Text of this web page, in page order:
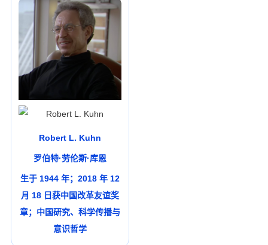
Robert L. Kuhn
罗伯特·劳伦斯·库恩
生于 1944 年；2018 年 12
月 18 日获中国改革友谊奖
章；中国研究、科学传播与
意识哲学